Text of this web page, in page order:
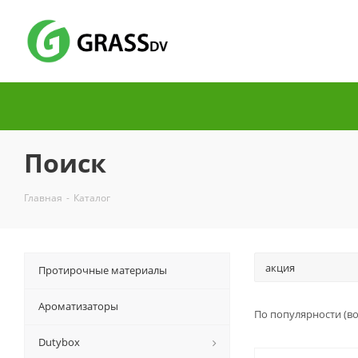
Поиск
Главная - Каталог
По популярности
Протирочные материалы
Ароматизаторы
Dutybox